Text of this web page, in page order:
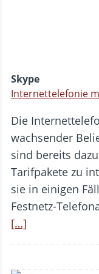
Skype
Internettelefonie
Die
wachsender
sind bereits
Tarifpakete zu
sie in einigen
Festnetz-
[…]